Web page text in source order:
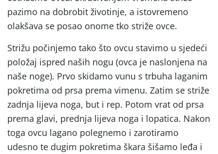
pazimo na dobrobit životinje, a istovremeno
olakšava se posao onome tko striže ovce.
Strižu počinjemo tako što ovcu stavimo u sjedeći
položaj ispred naših nogu (ovca je naslonjena na
naše noge). Prvo skidamo vunu s trbuha laganim
pokretima od prsa prema vimenu. Zatim se striže
zadnja lijeva noga, but i rep. Potom vrat od prsa
prema glavi, prednja lijeva noga i lopatica. Nakon
toga ovcu lagano polegnemo i zarotiramo
udesno te dugim pokretima škara šišamo leđa i